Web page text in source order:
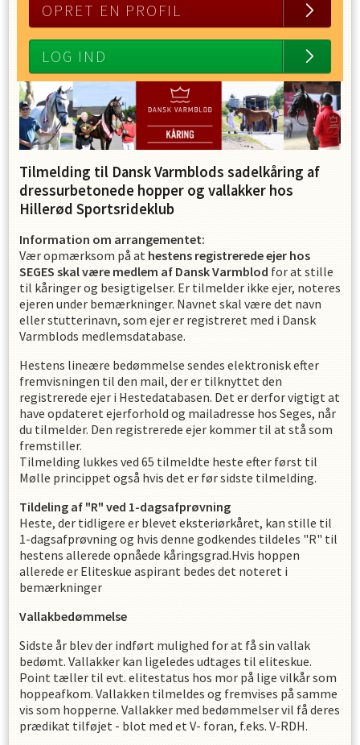
OPRET EN PROFIL
LOG IND
Tilmelding til Dansk Varmblods sadelkåring af
dressurbetonede hopper og vallakker hos
Hillerød Sportsrideklub
Information om arrangementet:
Vær opmærksom på at hestens registrerede ejer hos
SEGES skal være medlem af Dansk Varmblod for at stille
til kåringer og besigtigelser. Er tilmelder ikke ejer, noteres
ejeren under bemærkninger. Navnet skal være det navn
eller stutterinavn, som ejer er registreret med i Dansk
Varmblods medlemsdatabase.
Hestens lineære bedømmelse sendes elektronisk efter
fremvisningen til den mail, der er tilknyttet den
registrerede ejer i Hestedatabasen. Det er derfor vigtigt at
have opdateret ejerforhold og mailadresse hos Seges, når
du tilmelder. Den registrerede ejer kommer til at stå som
fremstiller.
Tilmelding lukkes ved 65 tilmeldte heste efter først til
Mølle princippet også hvis det er før sidste tilmelding.
Tildeling af "R" ved 1-dagsafprøvning
Heste, der tidligere er blevet eksteriørkåret, kan stille til
1-dagsafprøvning og hvis denne godkendes tildeles "R" til
hestens allerede opnåede kåringsgrad.Hvis hoppen
allerede er Eliteskue aspirant bedes det noteret i
bemærkninger
Vallakbedømmelse
Sidste år blev der indført mulighed for at få sin vallak
bedømt. Vallakker kan ligeledes udtages til eliteskue.
Point tæller til evt. elitestatus hos mor på lige vilkår som
hoppeafkom. Vallakken tilmeldes og fremvises på samme
vis som hopperne. Vallakker med bedømmelser vil få deres
prædikat tilføjet - blot med et V- foran, f.eks. V-RDH.